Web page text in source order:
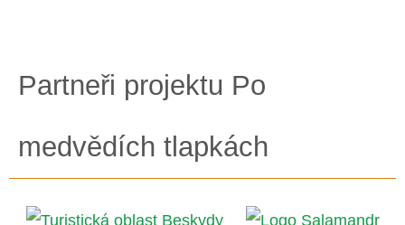
Partneři projektu Po
medvědích tlapkách